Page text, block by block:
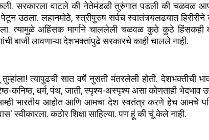
सरकारला वाटले की नेतेमंडळी तुरुंगात पडली की चळवळ
उठला. लहानमोठे, स्त्रीपुरुष सर्वच स्वातंत्र्यलढयात
त्यामुळे अहिंसक मार्गाने चाललेली चळवळ कुठे कुठे हिंसकही
बाजी लावणाऱ्या देशभक्तांपुढे सरकारचे काही चालले नाही.
तुम्हांला! त्यापुढची सात वर्षे नुसती मंतरलेली होती. देशभक्तीची
कनिष्ठ, धर्म, पंथ, जाती, स्पृश्य-अस्पृश्य असा कोणताही भेदभाव
भारतीय आहोत आणि आमचा देश स्वतंत्र करणे हेच आमचे
स्वीकारला. कठोर शिक्षा साहिल्या. पण हूं की चूं केले नाही.